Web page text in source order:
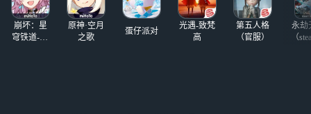
崩坏：星
穹铁道-4.4
原神·空月
之歌
蛋仔派对
光遇-致梵
高
第五人格
（官服）
永劫
（